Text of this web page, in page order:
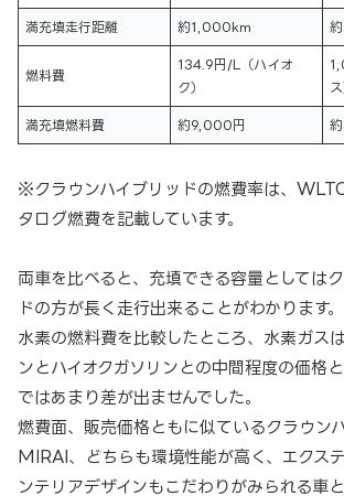
満充填走行距離 約1,000km
燃料費
134.9円/L（ハイオ
ク）
ス
満充填燃料費 約9,000円
※クラウンハイブリッドの燃費率は、
タログ燃費を記載しています。
両車を比べると、充填できる容量としては
ドの方が長く走行出来ることがわかります
水素の燃料費を比較したところ、水素ガス
ンとハイオクガソリンとの中間程度の価格
ではあまり差が出ませんでした。
燃費面、販売価格ともに似ているクラウン
MIRAI、どちらも環境性能が高く、エクス
ンテリアデザインもこだわりがみられる車